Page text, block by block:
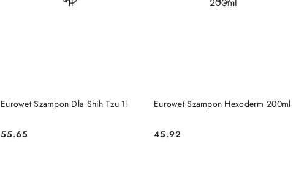
Eurowet Szampon Dla Shih Tzu 1l
Cena:
55.65
DO KOSZYKA Eurowet Szampon Hexoderm 200ml
Cena:
45.92
DO KOSZYKA